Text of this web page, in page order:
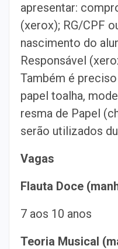
apresentar:
(xerox); RG/CPF
nascimento do
Responsável
Também é
papel toalha,
resma de Papel
serão utilizados
Vagas
Flauta Doce
7 aos 10 anos
Teoria Musical